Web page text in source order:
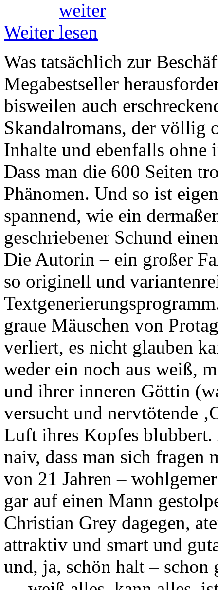
Weiter
Was tatsächlich zur
Megabestseller
bisweilen auch
Skandalromans, der völlig
Inhalte und ebenfalls ohne
Dass man die 600 Seiten
Phänomen. Und so ist
spannend, wie ein
geschriebener Schund
Die Autorin – ein großer
so originell und
graue Mäuschen von
verliert, es nicht glauben
weder ein noch aus weiß,
und ihrer inneren Göttin
versucht und nervtötende
Luft ihres Kopfes blubbert.
naiv, dass man sich fragen
von 21 Jahren –
gar auf einen Mann
Christian Grey dagegen,
attraktiv und smart und
und, ja, schön halt – schon